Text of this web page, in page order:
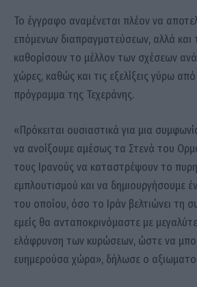
Το έγγραφο αναμένεται πλέον να
επόμενων διαπραγματεύσεων, αλλά
καθορίσουν το μέλλον των σχέσεων
χώρες, καθώς και τις εξελίξεις γύρω
πρόγραμμα της Τεχεράνης.
«Πρόκειται ουσιαστικά για μια
να ανοίξουμε αμέσως τα Στενά του
τους Ιρανούς να καταστρέψουν το
εμπλουτισμού και να δημιουργήσουμε
του οποίου, όσο το Ιράν βελτιώνει τη
εμείς θα ανταποκρινόμαστε με
ελάφρυνση των κυρώσεων, ώστε να
ευημερούσα χώρα», δήλωσε ο